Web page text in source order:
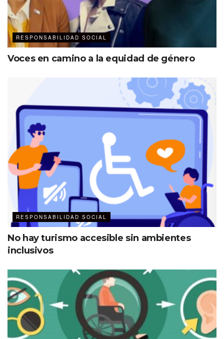
RESPONSABILIDAD SOCIAL
Voces en camino a la equidad de género
RESPONSABILIDAD SOCIAL
No hay turismo accesible sin ambientes
inclusivos